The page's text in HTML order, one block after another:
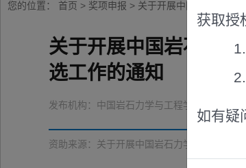
您的位置： 首页 > 奖项申报 > 关于开展中国岩石力学与
关于开展中国岩石力
选工作的通知
发布机构： 中国岩石力学与工程学会
资助来源： 关于开展中国岩石力学与工程学会
获取授
如有疑